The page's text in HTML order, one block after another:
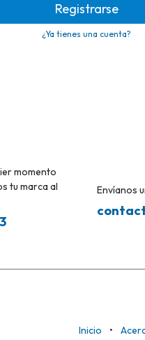
Registrarse
¿Ya tienes una cuenta?
momento
tu marca al
Envíanos
Inicio •